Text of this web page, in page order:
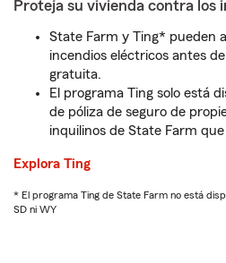
Proteja su vivienda contra los
State Farm y Ting* pueden
incendios eléctricos antes
gratuita.
El programa Ting solo está
de póliza de seguro de
inquilinos de State Farm que
Explora Ting
* El programa Ting de State Farm no está
SD ni WY